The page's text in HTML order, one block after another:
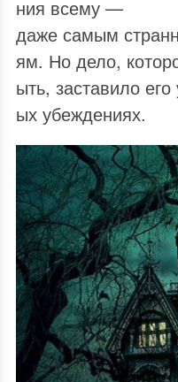
ния всему —
даже самым
ям. Но дело,
ыть, заставило
ых убеждениях.